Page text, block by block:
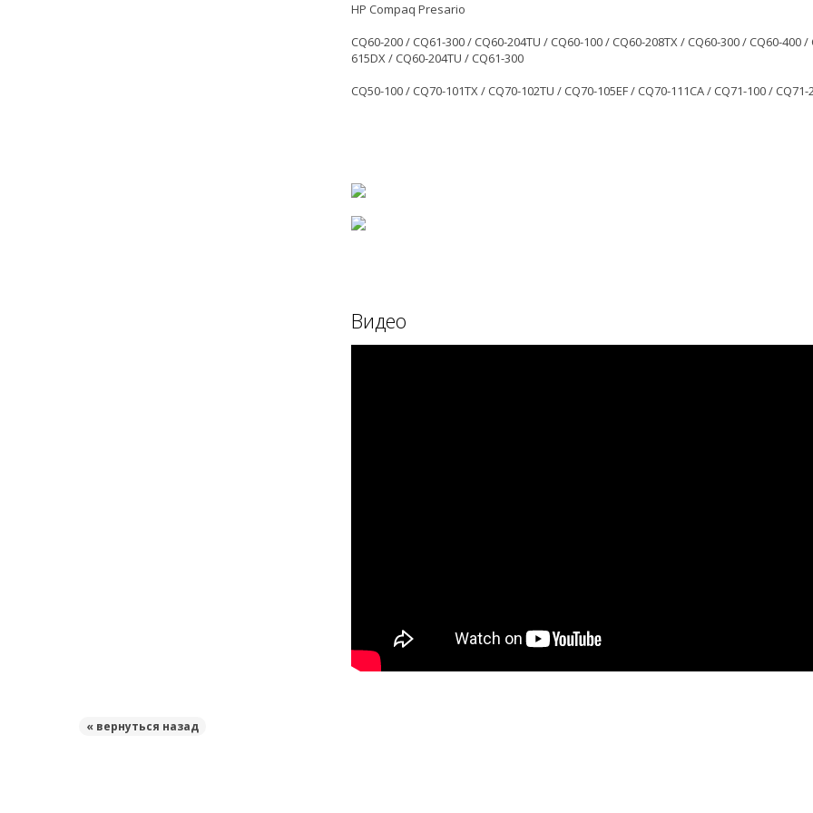
HP Compaq Presario
CQ60-200 / CQ61-300 / CQ60-204TU / CQ60-100 / CQ60-208TX / CQ60-300 / CQ60-400 /
615DX / CQ60-204TU / CQ61-300
CQ50-100 / CQ70-101TX / CQ70-102TU / CQ70-105EF / CQ70-111CA / CQ71-100 / CQ71-
Видео
« вернуться назад